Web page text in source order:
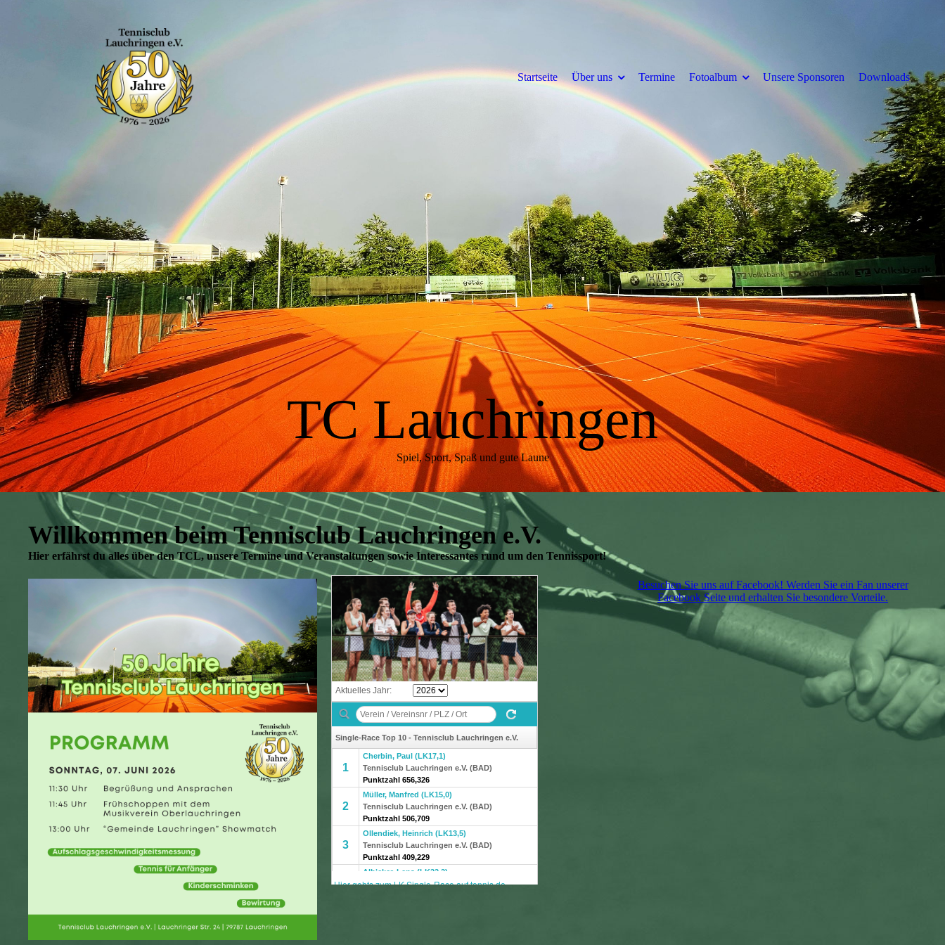
Startseite Über uns Termine Fotoalbum Unsere Sponsoren Downloads
TC Lauchringen
Spiel, Sport, Spaß und gute Laune
Willkommen beim Tennisclub Lauchringen e.V.
Hier erfährst du alles über den TCL, unsere Termine und Veranstaltungen sowie Interessantes rund um den Tennissport!
Besuchen Sie uns auf Facebook! Werden Sie ein Fan unserer
Facebook Seite und erhalten Sie besondere Vorteile.